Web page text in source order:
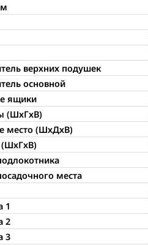
верхних подушек
основной
ящики
(ШхГхВ)
место (ШхДхВ)
(ШхГхВ)
места
1
2
3